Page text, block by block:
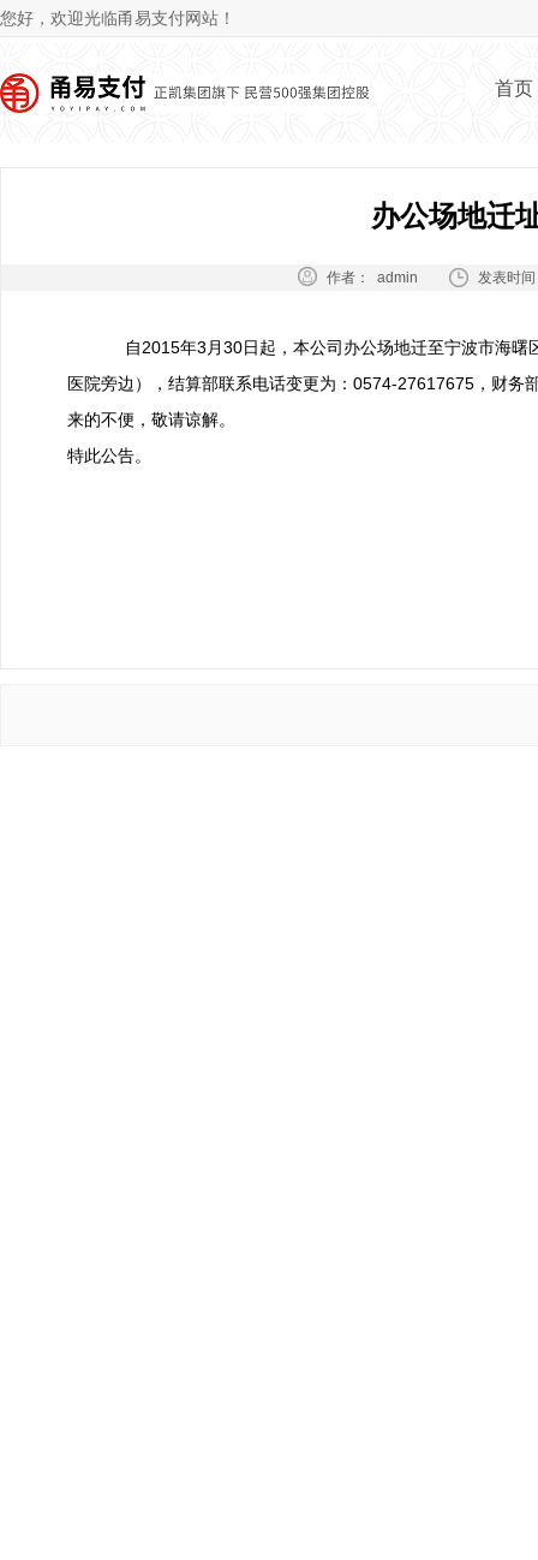
您好，欢迎光临甬易支付网站！
首页
办公场地迁
作者： admin 发表时
自2015年3月30日起，本公司办公场地迁至宁波市海曙
医院旁边），结算部联系电话变更为：0574-27617675，财
来的不便，敬请谅解。
特此公告。